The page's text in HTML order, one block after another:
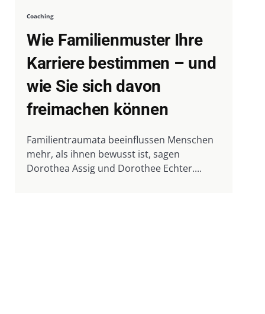
Coaching
Wie Familienmuster Ihre
Karriere bestimmen – und
wie Sie sich davon
freimachen können
Familientraumata beeinflussen Menschen
mehr, als ihnen bewusst ist, sagen
Dorothea Assig und Dorothee Echter....